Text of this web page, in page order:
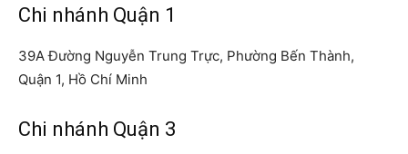
Chi nhánh Quận 1
39A Đường Nguyễn Trung Trực, Phường Bến Thành,
Quận 1, Hồ Chí Minh
Chi nhánh Quận 3